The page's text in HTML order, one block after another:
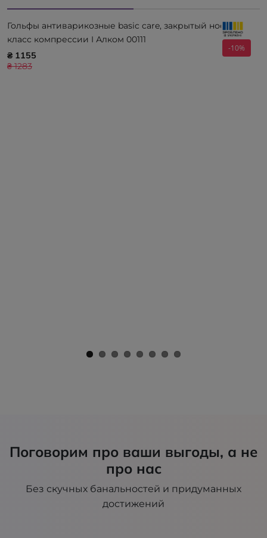
-10%
Гольфы антиварикозные basic care, закрытый носок,
класс компрессии I Алком 00111
₴ 1155
₴ 1283
Поговорим про ваши выгоды, а не
про нас
Без скучных банальностей и придуманных
достижений